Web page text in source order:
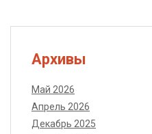
Архивы
Май 2026
Апрель 2026
Декабрь 2025